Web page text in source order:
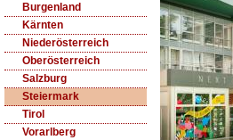
Burgenland
Kärnten
Niederösterreich
Oberösterreich
Salzburg
Steiermark
Tirol
Vorarlberg